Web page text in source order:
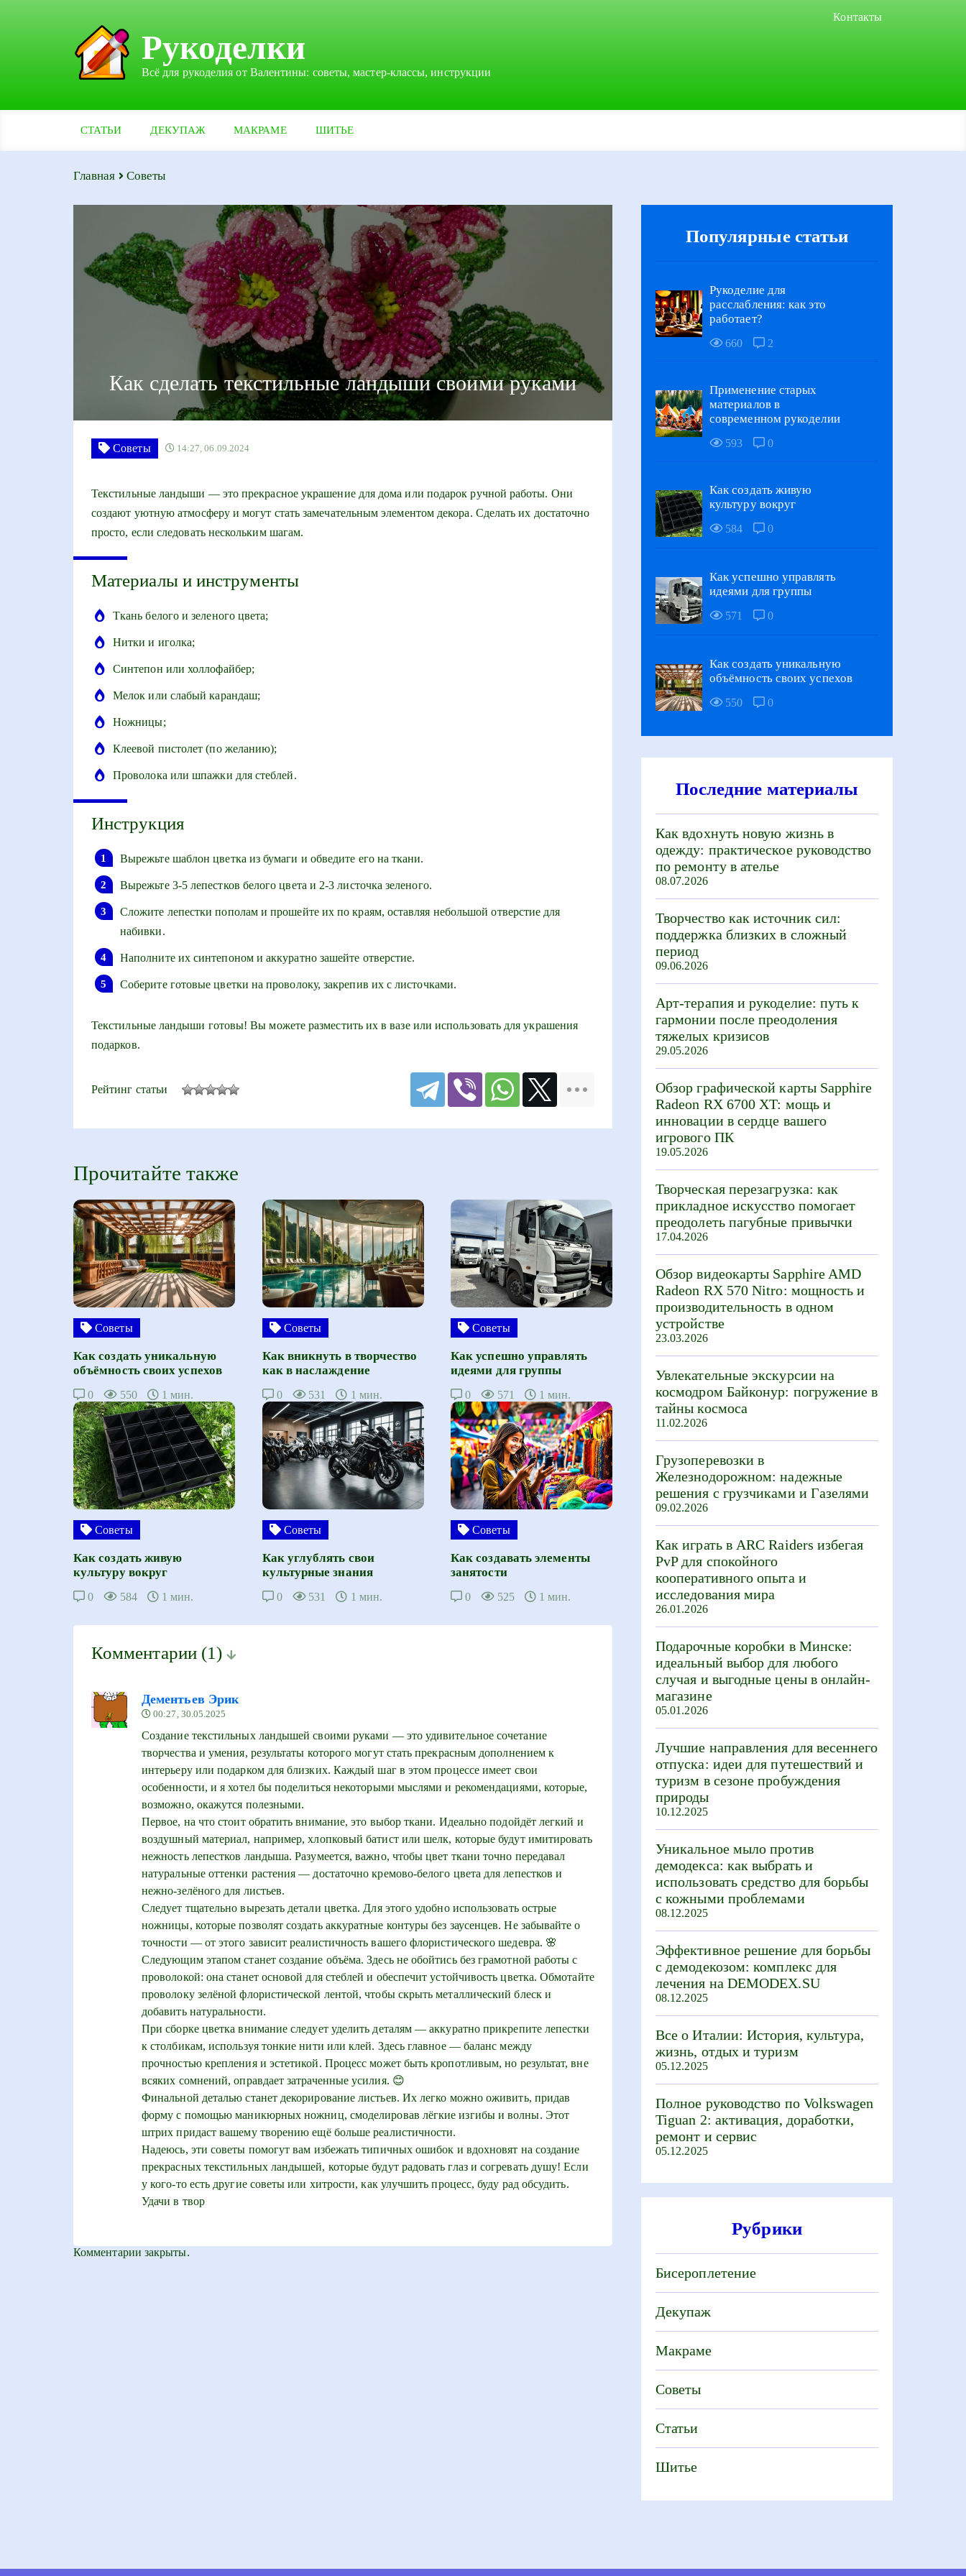
Контакты
Рукоделки
Всё для рукоделия от Валентины: советы, мастер-классы, инструкции
СТАТЬИ ДЕКУПАЖ МАКРАМЕ ШИТЬЕ
Главная Советы
Как сделать текстильные ландыши своими руками
Советы 14:27, 06.09.2024
Текстильные ландыши — это прекрасное украшение для дома или подарок ручной работы. Они
создают уютную атмосферу и могут стать замечательным элементом декора. Сделать их достаточно
просто, если следовать нескольким шагам.
Материалы и инструменты
Ткань белого и зеленого цвета;
Нитки и иголка;
Синтепон или холлофайбер;
Мелок или слабый карандаш;
Ножницы;
Клеевой пистолет (по желанию);
Проволока или шпажки для стеблей.
Инструкция
Вырежьте шаблон цветка из бумаги и обведите его на ткани.
Вырежьте 3-5 лепестков белого цвета и 2-3 листочка зеленого.
Сложите лепестки пополам и прошейте их по краям, оставляя небольшой отверстие для
набивки.
Наполните их синтепоном и аккуратно зашейте отверстие.
Соберите готовые цветки на проволоку, закрепив их с листочками.
Текстильные ландыши готовы! Вы можете разместить их в вазе или использовать для украшения
подарков.
Рейтинг статьи
Прочитайте также
Советы
Как создать уникальную
объёмность своих успехов
0 550 1 мин.
Советы
Как вникнуть в творчество
как в наслаждение
0 531 1 мин.
Советы
Как успешно управлять
идеями для группы
0 571 1 мин.
Советы
Как создать живую
культуру вокруг
0 584 1 мин.
Советы
Как углублять свои
культурные знания
0 531 1 мин.
Советы
Как создавать элементы
занятости
0 525 1 мин.
Комментарии (1)
Дементьев Эрик
00:27, 30.05.2025
Создание текстильных ландышей своими руками — это удивительное сочетание
творчества и умения, результаты которого могут стать прекрасным дополнением к
интерьеру или подарком для близких. Каждый шаг в этом процессе имеет свои
особенности, и я хотел бы поделиться некоторыми мыслями и рекомендациями, которые,
возможно, окажутся полезными.
Первое, на что стоит обратить внимание, это выбор ткани. Идеально подойдёт легкий и
воздушный материал, например, хлопковый батист или шелк, которые будут имитировать
нежность лепестков ландыша. Разумеется, важно, чтобы цвет ткани точно передавал
натуральные оттенки растения — достаточно кремово-белого цвета для лепестков и
нежно-зелёного для листьев.
Следует тщательно вырезать детали цветка. Для этого удобно использовать острые
ножницы, которые позволят создать аккуратные контуры без заусенцев. Не забывайте о
точности — от этого зависит реалистичность вашего флористического шедевра. 🌸
Следующим этапом станет создание объёма. Здесь не обойтись без грамотной работы с
проволокой: она станет основой для стеблей и обеспечит устойчивость цветка. Обмотайте
проволоку зелёной флористической лентой, чтобы скрыть металлический блеск и
добавить натуральности.
При сборке цветка внимание следует уделить деталям — аккуратно прикрепите лепестки
к столбикам, используя тонкие нити или клей. Здесь главное — баланс между
прочностью крепления и эстетикой. Процесс может быть кропотливым, но результат, вне
всяких сомнений, оправдает затраченные усилия. 😊
Финальной деталью станет декорирование листьев. Их легко можно оживить, придав
форму с помощью маникюрных ножниц, смоделировав лёгкие изгибы и волны. Этот
штрих придаст вашему творению ещё больше реалистичности.
Надеюсь, эти советы помогут вам избежать типичных ошибок и вдохновят на создание
прекрасных текстильных ландышей, которые будут радовать глаз и согревать душу! Если
у кого-то есть другие советы или хитрости, как улучшить процесс, буду рад обсудить.
Удачи в твор
Комментарии закрыты.
Популярные статьи
Рукоделие для
расслабления: как это
работает?
660 2
Применение старых
материалов в
современном рукоделии
593 0
Как создать живую
культуру вокруг
584 0
Как успешно управлять
идеями для группы
571 0
Как создать уникальную
объёмность своих успехов
550 0
Последние материалы
Как вдохнуть новую жизнь в
одежду: практическое руководство
по ремонту в ателье
08.07.2026
Творчество как источник сил:
поддержка близких в сложный
период
09.06.2026
Арт-терапия и рукоделие: путь к
гармонии после преодоления
тяжелых кризисов
29.05.2026
Обзор графической карты Sapphire
Radeon RX 6700 XT: мощь и
инновации в сердце вашего
игрового ПК
19.05.2026
Творческая перезагрузка: как
прикладное искусство помогает
преодолеть пагубные привычки
17.04.2026
Обзор видеокарты Sapphire AMD
Radeon RX 570 Nitro: мощность и
производительность в одном
устройстве
23.03.2026
Увлекательные экскурсии на
космодром Байконур: погружение в
тайны космоса
11.02.2026
Грузоперевозки в
Железнодорожном: надежные
решения с грузчиками и Газелями
09.02.2026
Как играть в ARC Raiders избегая
PvP для спокойного
кооперативного опыта и
исследования мира
26.01.2026
Подарочные коробки в Минске:
идеальный выбор для любого
случая и выгодные цены в онлайн-
магазине
05.01.2026
Лучшие направления для весеннего
отпуска: идеи для путешествий и
туризм в сезоне пробуждения
природы
10.12.2025
Уникальное мыло против
демодекса: как выбрать и
использовать средство для борьбы
с кожными проблемами
08.12.2025
Эффективное решение для борьбы
с демодекозом: комплекс для
лечения на DEMODEX.SU
08.12.2025
Все о Италии: История, культура,
жизнь, отдых и туризм
05.12.2025
Полное руководство по Volkswagen
Tiguan 2: активация, доработки,
ремонт и сервис
05.12.2025
Рубрики
Бисероплетение
Декупаж
Макраме
Советы
Статьи
Шитье